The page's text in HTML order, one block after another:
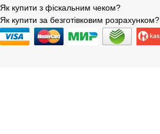
Як купити з фіскальним чеком?
Як купити за безготівковим розрахунком?